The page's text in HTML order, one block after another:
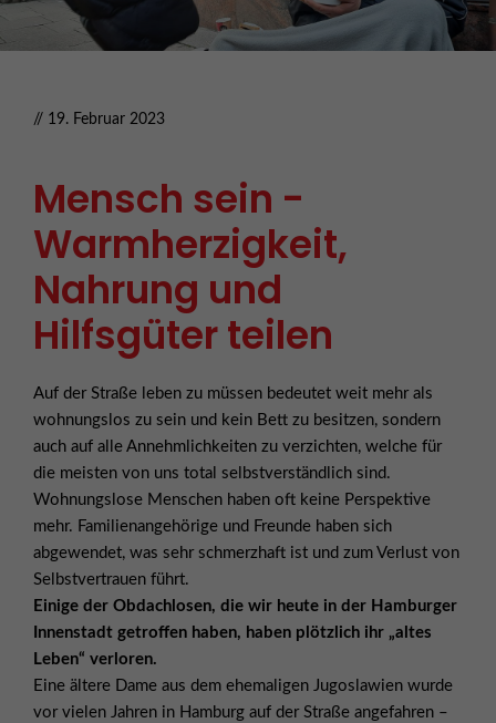
// 19. Februar 2023
Mensch sein -
Warmherzigkeit,
Nahrung und
Hilfsgüter teilen
Auf der Straße leben zu müssen bedeutet weit mehr als
wohnungslos zu sein und kein Bett zu besitzen, sondern
auch auf alle Annehmlichkeiten zu verzichten, welche für
die meisten von uns total selbstverständlich sind.
Wohnungslose Menschen haben oft keine Perspektive
mehr. Familienangehörige und Freunde haben sich
abgewendet, was sehr schmerzhaft ist und zum Verlust von
Selbstvertrauen führt.
Einige der Obdachlosen, die wir heute in der Hamburger
Innenstadt getroffen haben, haben plötzlich ihr „altes
Leben“ verloren.
Eine ältere Dame aus dem ehemaligen Jugoslawien wurde
vor vielen Jahren in Hamburg auf der Straße angefahren –